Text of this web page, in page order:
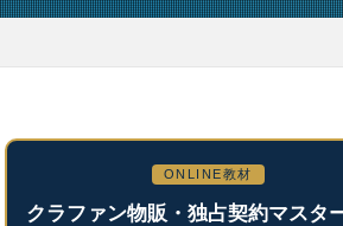
ONLINE教材
クラファン物販・独占契約マスタ